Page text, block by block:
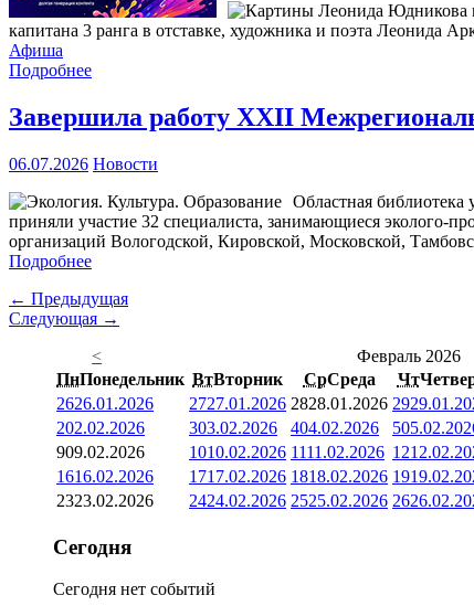
капитана 3 ранга в отставке, художника и поэта Леонида
Афиша
Подробнее
Завершила работу XXII
06.07.2026 Новости
Областная библиотека
приняли участие 32 специалиста, занимающиеся эколого-
организаций Вологодской, Кировской, Московской,
Подробнее
← Предыдущая
Следующая →
<
Февраль 2026
ПнПонедельник ВтВторник СрСреда Чт
2626.01.2026 2727.01.2026 2828.01.2026 29
202.02.2026 303.02.2026 404.02.2026 5
909.02.2026 1010.02.2026 1111.02.2026 12
1616.02.2026 1717.02.2026 1818.02.2026 19
2323.02.2026 2424.02.2026 2525.02.2026 26
Сегодня
Сегодня нет событий